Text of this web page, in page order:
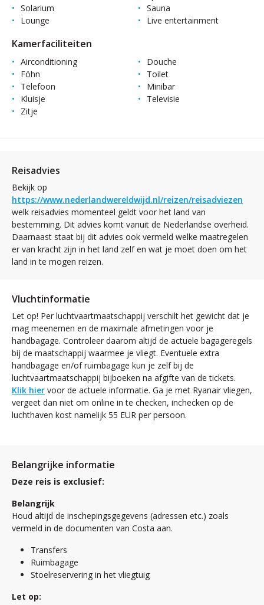
Solarium
Sauna
Lounge
Live entertainment
Kamerfaciliteiten
Airconditioning
Douche
Föhn
Toilet
Telefoon
Minibar
Kluisje
Televisie
Zitje
Reisadvies
Bekijk op
https://www.nederlandwereldwijd.nl/reizen/reisadviezen
welk reisadvies momenteel geldt voor het land van
bestemming. Dit advies komt vanuit de Nederlandse overheid.
Daarnaast staat bij dit advies ook vermeld welke maatregelen
er van kracht zijn in het land zelf en wat je moet doen om het
land in te mogen reizen.
Vluchtinformatie
Let op! Per luchtvaartmaatschappij verschilt het gewicht dat je
mag meenemen en de maximale afmetingen voor je
handbagage. Controleer daarom altijd de actuele bagageregels
bij de maatschappij waarmee je vliegt. Eventuele extra
handbagage en/of ruimbagage kun je zelf bij de
luchtvaartmaatschappij bijboeken na afgifte van de tickets.
Klik hier voor de actuele informatie. Ga je met Ryanair vliegen,
vergeet dan niet om online in te checken, inchecken op de
luchthaven kost namelijk 55 EUR per persoon.
Belangrijke informatie
Deze reis is exclusief:
Belangrijk
Houd altijd de inschepingsgegevens (adressen etc.) zoals
vermeld in de documenten van Costa aan.
Transfers
Ruimbagage
Stoelreservering in het vliegtuig
Let op: